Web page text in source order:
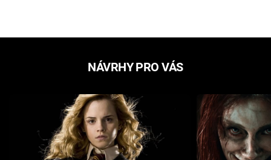
NÁVRHY PRO VÁS